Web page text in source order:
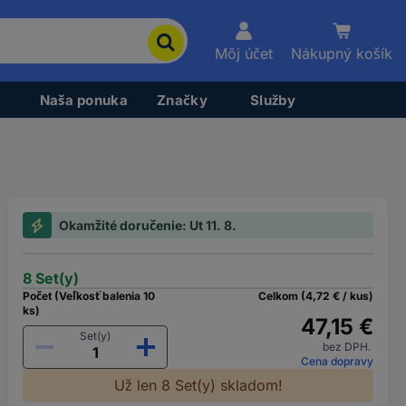
Môj účet Nákupný košík
Naša ponuka Značky Služby
Okamžité doručenie: Ut 11. 8.
8 Set(y)
Počet (Veľkosť balenia 10
ks)
Set(y)
Celkom (4,72 € / kus)
47,15 €
bez DPH.
Cena dopravy
Už len 8 Set(y) skladom!